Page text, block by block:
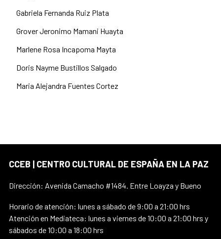
Gabriela Fernanda Ruiz Plata
Grover Jeronimo Mamani Huayta
Marlene Rosa Incapoma Mayta
Doris Nayme Bustillos Salgado
Maria Alejandra Fuentes Cortez
CCEB | CENTRO CULTURAL DE ESPAÑA EN LA PAZ
Dirección: Avenida Camacho #1484. Entre Loayza y Bueno
Horario de atención: lunes a sábado de 9:00 a 21:00 hrs
Atención en Mediateca: lunes a viernes de 10:00 a 21:00 hrs y
sábados de 10:00 a 18:00 hrs